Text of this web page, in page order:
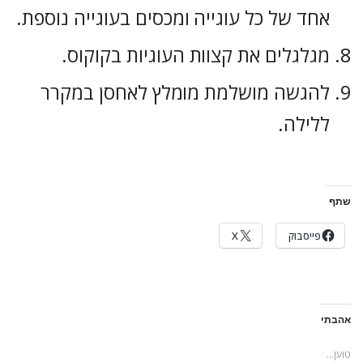
אחד של כל עוגייה ומכסים בעוגייה נוספת.
מגלגלים את קצוות העוגיות בקוקוס.
להגשה מושלמת מומלץ לאחסן במקרר
ללילה.
שתף
פייסבוק X
אהבתי
טוען...